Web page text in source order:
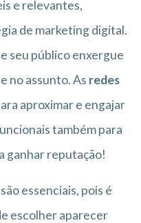
e relevantes,
de marketing digital.
seu público enxergue
no assunto. As redes
aproximar e engajar
também para
ganhar reputação!
essenciais, pois é
escolher aparecer